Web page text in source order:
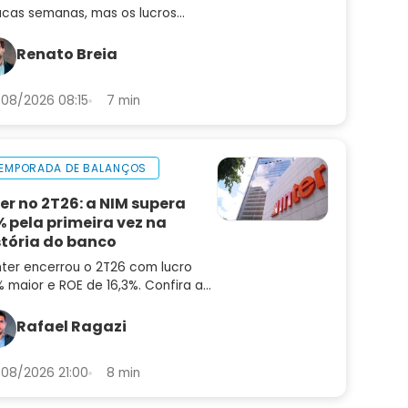
semanas, mas os lucros
pode ser uma oportunidade
Renato Breia
2026 08:15 7 min
DE BALANÇOS
no 2T26: a NIM supera
pela primeira vez na
do banco
encerrou o 2T26 com lucro
maior e ROE de 16,3%. Confira a
INBR32
Rafael Ragazi
2026 21:00 8 min